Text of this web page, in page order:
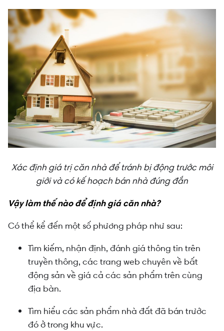
Xác định giá trị căn nhà để tránh bị động trước môi
giới và có kế hoạch bán nhà đúng đắn
Vậy làm thế nào để định giá căn nhà?
Có thể kể đến một số phương pháp như sau:
Tìm kiếm, nhận định, đánh giá thông tin trên
truyền thông, các trang web chuyên về bất
động sản về giá cả các sản phẩm trên cùng
địa bàn.
Tìm hiểu các sản phẩm nhà đất đã bán trước
đó ở trong khu vực.